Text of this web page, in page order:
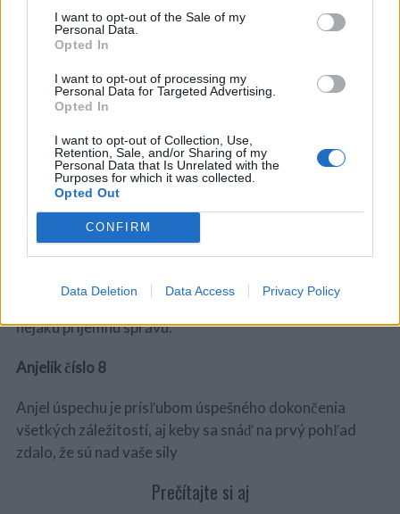
I want to opt-out of the Sale of my
Personal Data.
Opted In
I want to opt-out of processing my
Personal Data for Targeted Advertising.
Opted In
I want to opt-out of Collection, Use,
Retention, Sale, and/or Sharing of my
Personal Data that Is Unrelated with the
Purposes for which it was collected.
Opted Out
CONFIRM
Data Deletion Data Access Privacy Policy
Anjelik inšpirácie hovorí, že máte smelo veriť vo vlastné
sily a urobiť niečo, k čomu ste sa dlho odhodlávala.
Dobre to dopadne.
Anjelik číslo 6
Anjel harmónie vám do života vnesie pohodu a
spokojnosť. Nerobte si starosti kvôli problémom,
čoskoro sa všetko vyrieši pre vás tým najvýhodnejším
spôsobom.
Anjelik číslo 7
Tento anjelik prináša dobré správy. Ak sa vám zapáčil
nejakú príjemnú správu.
Anjelik číslo 8
Anjel úspechu je prísľubom úspešného dokončenia
všetkých záležitostí, aj keby sa snáď na prvý pohľad
zdalo, že sú nad vaše sily
Prečítajte si aj